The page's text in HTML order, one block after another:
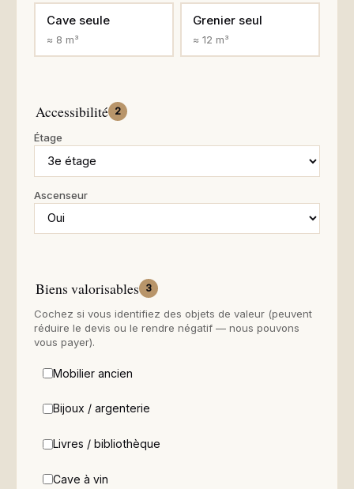
Cave seule
≈ 8 m³
Grenier seul
≈ 12 m³
Accessibilité 2
Étage
Ascenseur
Biens valorisables 3
Cochez si vous identifiez des objets de valeur (peuvent
réduire le devis ou le rendre négatif — nous pouvons
vous payer).
Mobilier ancien
Bijoux / argenterie
Livres / bibliothèque
Cave à vin